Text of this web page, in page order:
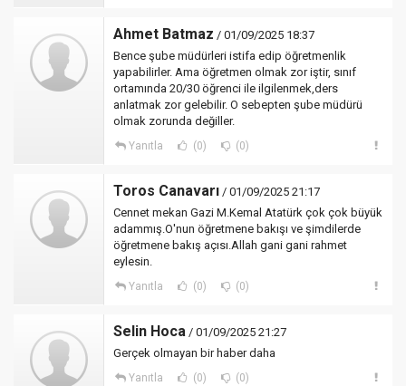
Ahmet Batmaz / 01/09/2025 18:37
Bence şube müdürleri istifa edip öğretmenlik
yapabilirler. Ama öğretmen olmak zor iştir, sınıf
ortamında 20/30 öğrenci ile ilgilenmek,ders
anlatmak zor gelebilir. O sebepten şube müdürü
olmak zorunda değiller.
Yanıtla (0) (0)
Toros Canavarı / 01/09/2025 21:17
Cennet mekan Gazi M.Kemal Atatürk çok çok büyük
adammış.O'nun öğretmene bakışı ve şimdilerde
öğretmene bakış açısı.Allah gani gani rahmet
eylesin.
Yanıtla (0) (0)
Selin Hoca / 01/09/2025 21:27
Gerçek olmayan bir haber daha
Yanıtla (0) (0)